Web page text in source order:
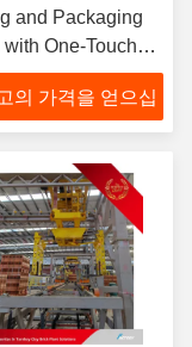
and Packaging
with One-Touch
Switching and
Operation
의 가격을 얻으십